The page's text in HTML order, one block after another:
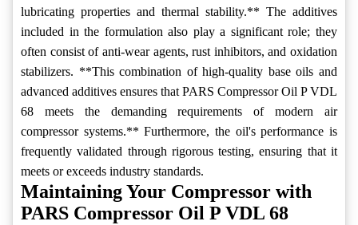
lubricating properties and thermal stability.** The additives
included in the formulation also play a significant role; they
often consist of anti-wear agents, rust inhibitors, and oxidation
stabilizers. **This combination of high-quality base oils and
advanced additives ensures that PARS Compressor Oil P VDL
68 meets the demanding requirements of modern air
compressor systems.** Furthermore, the oil's performance is
frequently validated through rigorous testing, ensuring that it
meets or exceeds industry standards.
Maintaining Your Compressor with
PARS Compressor Oil P VDL 68